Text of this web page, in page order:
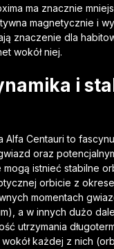
ma znacznie
magnetycznie i
znaczenie dla
wokół niej.
i
Alfa Centauri to
oraz
istnieć stabilne
orbicie z
momentach
a w innych dużo
utrzymania
każdej z nich